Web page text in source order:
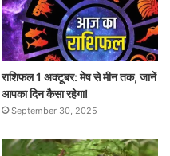
राशिफल 1 अक्टूबर: मेष से मीन तक, जानें
आपका दिन कैसा रहेगा!
September 30, 2025